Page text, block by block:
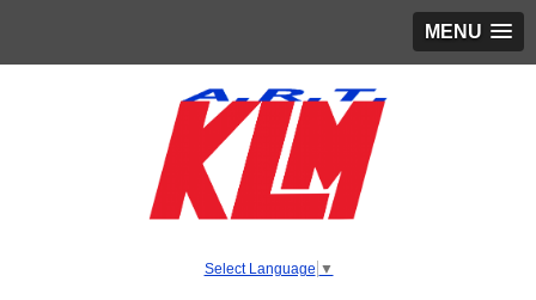
MENU
Select Language ▼